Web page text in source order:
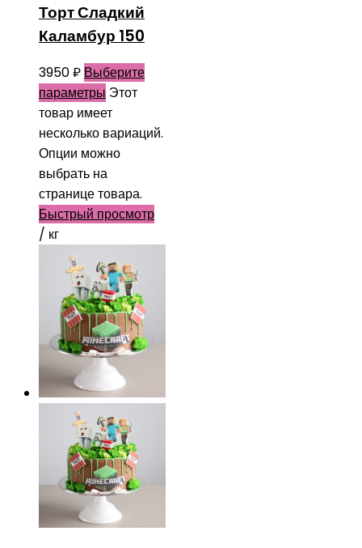
Торт Сладкий
Каламбур 150
3950₽ Выберите
параметры Этот
товар имеет
несколько вариаций.
Опции можно
выбрать на
странице товара.
Быстрый просмотр
/ кг